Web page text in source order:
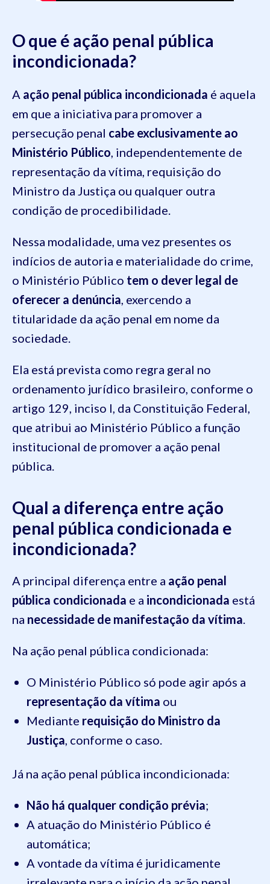
O que é ação penal pública
incondicionada?
A ação penal pública incondicionada é aquela
em que a iniciativa para promover a
persecução penal cabe exclusivamente ao
Ministério Público , independentemente de
representação da vítima, requisição do
Ministro da Justiça ou qualquer outra
condição de procedibilidade.
Nessa modalidade, uma vez presentes os
indícios de autoria e materialidade do crime,
o Ministério Público tem o dever legal de
oferecer a denúncia , exercendo a
titularidade da ação penal em nome da
sociedade.
Ela está prevista como regra geral no
ordenamento jurídico brasileiro, conforme o
artigo 129, inciso I, da Constituição Federal,
que atribui ao Ministério Público a função
institucional de promover a ação penal
pública.
Qual a diferença entre ação
penal pública condicionada e
incondicionada?
A principal diferença entre a ação penal
pública condicionada e a incondicionada está
na necessidade de manifestação da vítima
Na ação penal pública condicionada:
O Ministério Público só pode agir após a
representação da vítima ou
Mediante requisição do Ministro da
Justiça , conforme o caso.
Já na ação penal pública incondicionada:
Não há qualquer condição prévia;
A atuação do Ministério Público é
automática;
A vontade da vítima é juridicamente